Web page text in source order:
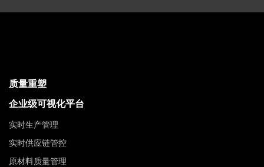
质量重塑
企业级可视化平台
实时生产管理
实时供应链管控
原材料质量管理